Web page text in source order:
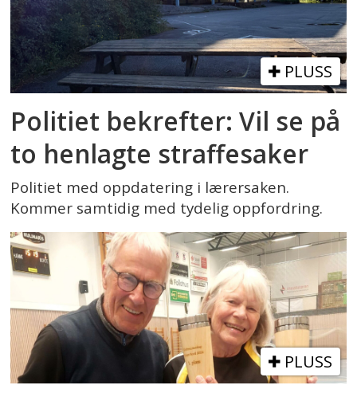
PLUSS
Politiet bekrefter: Vil se på
to henlagte straffesaker
Politiet med oppdatering i lærersaken.
Kommer samtidig med tydelig oppfordring.
PLUSS